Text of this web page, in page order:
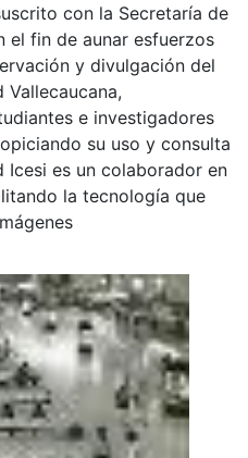
con la Secretaría de
el fin de aunar esfuerzos
y divulgación del
e investigadores
su uso y consulta
Icesi es un colaborador en
la tecnología que